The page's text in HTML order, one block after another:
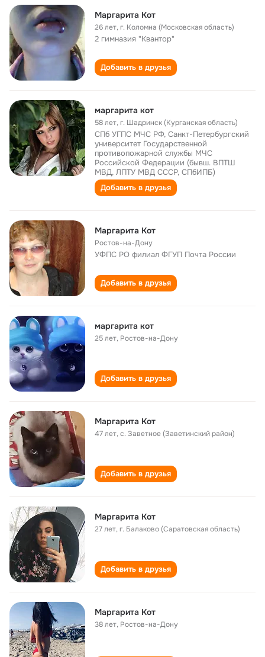
Маргарита Кот
26 лет,г. Коломна (Московская область)
2 гимназия "Квантор"
Добавить в друзья
маргарита кот
58 лет,г. Шадринск (Курганская область)
СПб УГПС МЧС РФ, Санкт-Петербургский
университет Государственной
противопожарной службы МЧС
Российской Федерации (бывш. ВПТШ
МВД, ЛПТУ МВД СССР, СПбИПБ)
Добавить в друзья
Маргарита Кот
Ростов-на-Дону
УФПС РО филиал ФГУП Почта России
Добавить в друзья
маргарита кот
25 лет, Ростов-на-Дону
Добавить в друзья
Маргарита Кот
47 лет,с. Заветное (Заветинский район)
Добавить в друзья
Маргарита Кот
27 лет,г. Балаково (Саратовская область)
Добавить в друзья
Маргарита Кот
38 лет, Ростов-на-Дону